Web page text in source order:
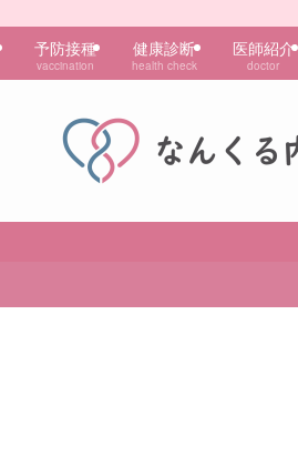
予防接種
vaccination
健康診断
health check
医師紹介
doctor